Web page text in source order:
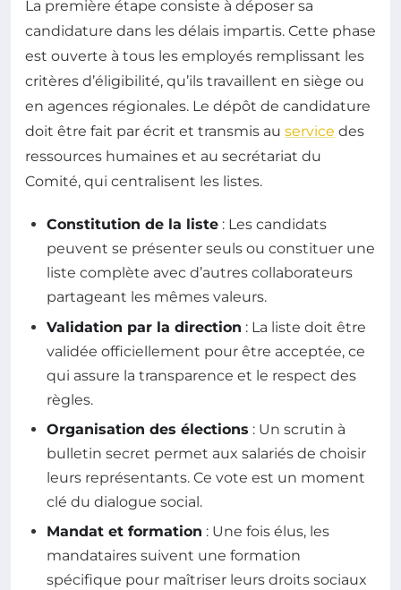
La première étape consiste à déposer sa
candidature dans les délais impartis. Cette phase
est ouverte à tous les employés remplissant les
critères d’éligibilité, qu’ils travaillent en siège ou
en agences régionales. Le dépôt de candidature
doit être fait par écrit et transmis au service des
ressources humaines et au secrétariat du
Comité, qui centralisent les listes.
Constitution de la liste : Les candidats
peuvent se présenter seuls ou constituer une
liste complète avec d’autres collaborateurs
partageant les mêmes valeurs.
Validation par la direction : La liste doit être
validée officiellement pour être acceptée, ce
qui assure la transparence et le respect des
règles.
Organisation des élections : Un scrutin à
bulletin secret permet aux salariés de choisir
leurs représentants. Ce vote est un moment
clé du dialogue social.
Mandat et formation : Une fois élus, les
mandataires suivent une formation
spécifique pour maîtriser leurs droits sociaux